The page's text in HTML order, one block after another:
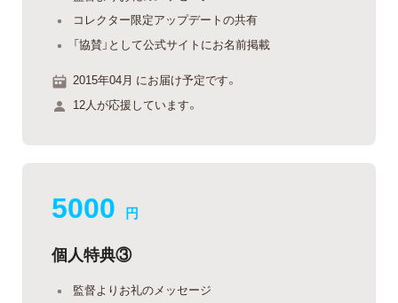
コレクター限定アップデートの共有
「協賛」として公式サイトにお名前掲載
2015年04月 にお届け予定です。
12人が応援しています。
5000 円
個人特典③
監督よりお礼のメッセージ